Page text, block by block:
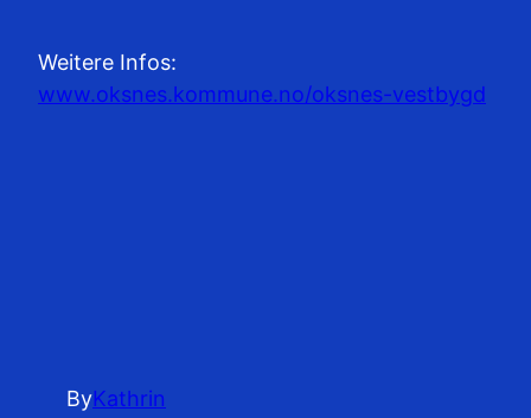
Weitere Infos:
www.oksnes.kommune.no/oksnes-vestbygd
ByKathrin